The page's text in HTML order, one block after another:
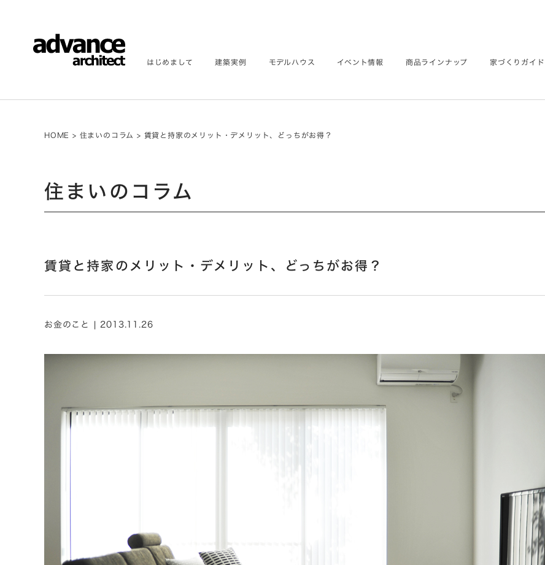
はじめまして 建築実例 モデルハウス イベント情報 商品ラインナップ 家づくりガイド
HOME > 住まいのコラム > 賃貸と持家のメリット・デメリット、どっちがお得？
住まいのコラム
賃貸と持家のメリット・デメリット、どっちがお得？
お金のこと | 2013.11.26